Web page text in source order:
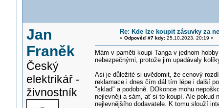
Jan
Franěk
Český
elektrikář -
živnostník
Re: Kde lze koupit zásuvky za
« Odpověď #7 kdy:25.10.2023, 20:19 »
Mám v paměti koupi Tanga v jednom
nebezpečnými, protože jim upadávaly
Asi je důležité si uvědomit, že cenový
reklamace i dnes čím dál tím lépe i další
"sklad" a podobně. DOkonce mohu
nejlevněji a sám, ať si to koupí. Ale pokud
nejlevnějšího dodavatele. K tomu slouží